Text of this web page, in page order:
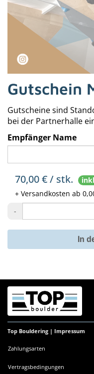
Gutschein
Gutscheine sind
bei der Partnerhalle
Empfänger Name
70,00 € / stk.
+ Versandkosten ab
-
In
Top Bouldering | Impressum
Zahlungsarten
Vertragsbedingungen